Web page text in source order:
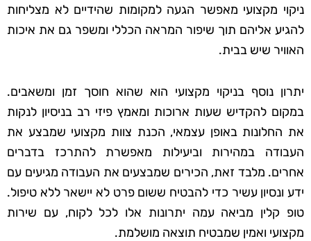
ניקוי מקצועי מאפשר הגעה למקומות שהידיים לא מצליחות
להגיע אליהם תוך שיפור המראה הכללי ומשפר גם את איכות
האוויר שיש בבית.
יתרון נוסף בניקוי מקצועי הוא שהוא חוסך זמן ומשאבים.
במקום להקדיש שעות ארוכות ומאמץ פיזי רב בניסיון לנקות
את החלונות באופן עצמאי, הכנת צוות מקצועי שמבצע את
העבודה במהירות וביעילות מאפשרת להתרכז בדברים
אחרים. מלבד זאת, הכירים שמבצעים את העבודה מגיעים עם
ידע ונסיון עשיר כדי להבטיח ששום פרט לא יישאר ללא טיפול.
טופ קלין מביאה עמה יתרונות אלו לכל לקוח, עם שירות
מקצועי ואמין שמבטיח תוצאה מושלמת.